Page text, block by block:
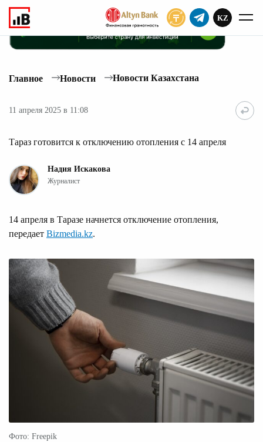
KZ
Главное Новости Новости Казахстана
11 апреля 2025 в 11:08
Тараз готовится к отключению отопления с 14 апреля
Надия Искакова
Журналист
14 апреля в Таразе начнется отключение отопления,
передает Bizmedia.kz.
Фото: Freepik